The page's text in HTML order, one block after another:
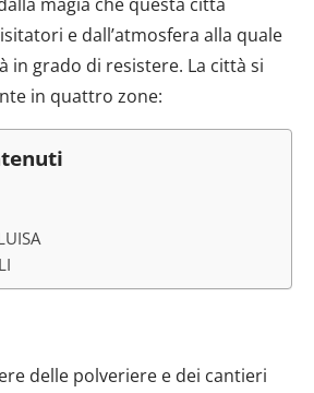
e dall’atmosfera alla quale
in grado di resistere. La città si
in quattro zone:
delle polveriere e dei cantieri